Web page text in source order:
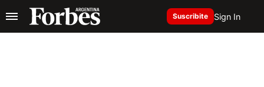
Suscribite Sign In